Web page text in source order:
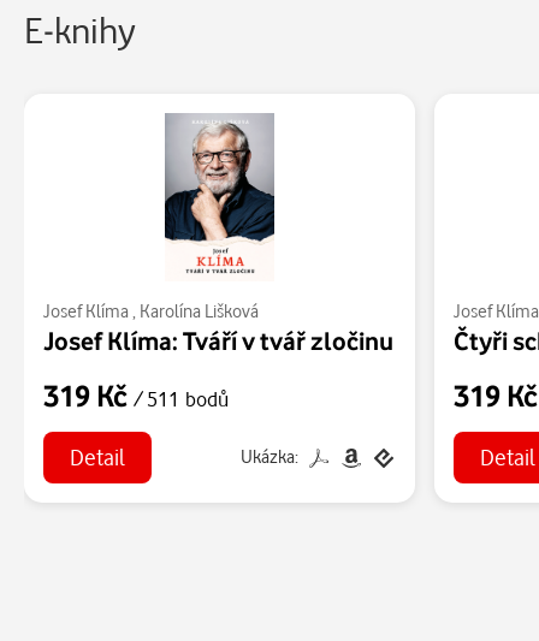
E-knihy
Josef Klíma Karolína Lišková
Josef Klíma: Tváří v tvář zločinu
319 Kč / 511 bodů
Detail Ukázka:
Josef Klíma
Čtyři
319
Detail